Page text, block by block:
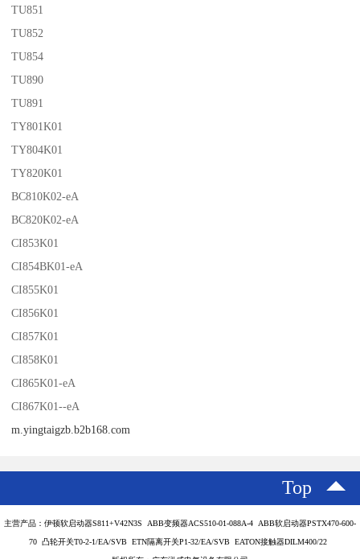
TU851
TU852
TU854
TU890
TU891
TY801K01
TY804K01
TY820K01
BC810K02-eA
BC820K02-eA
CI853K01
CI854BK01-eA
CI855K01
CI856K01
CI857K01
CI858K01
CI865K01-eA
CI867K01--eA
m.yingtaigzb.b2b168.com
Top
主营产品：伊顿软启动器S811+V42N3S ABB变频器ACS510-01-088A-4 ABB软启动器PSTX470-600-
70 凸轮开关T0-2-1/EA/SVB ETN隔离开关P1-32/EA/SVB EATON接触器DILM400/22